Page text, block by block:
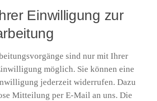
Einwilligung zur
sind nur mit Ihrer
möglich. Sie können eine
jederzeit widerrufen. Dazu
Mitteilung per E-Mail an uns. Die